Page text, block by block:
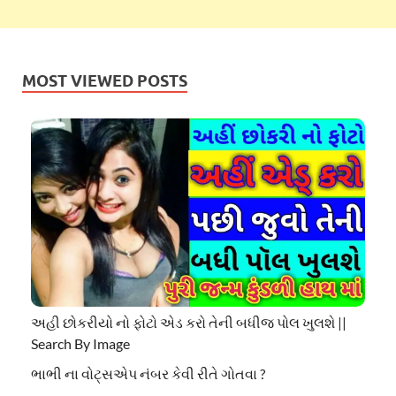
MOST VIEWED POSTS
અહી છોકરીયો નો ફોટો એડ કરો તેની બધીજ પોલ ખુલશે ||
Search By Image
ભાભી ના વોટ્સએપ નંબર કેવી રીતે ગોતવા ?